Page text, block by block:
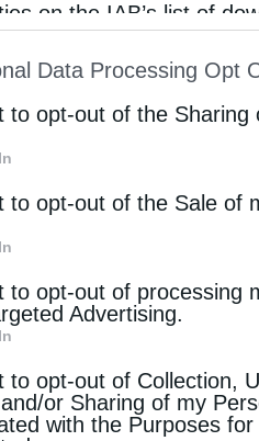
on the IAB’s list of
of Downstream
parties.
Data Processing Opt
to opt-out of the Sharing
to opt-out of the Sale of
to opt-out of processing
Advertising.
to opt-out of Collection,
or Sharing of my
with the Purposes
όροι της
υπό διαπραγμάτευση,
άδεια, ώστε
εταιρεία της
της άδεια για
στη θαλάσσια μεθόριο
υγροποίησης
από μία δεκαετία,
οι Αμερικανοί
την πλατφόρμα